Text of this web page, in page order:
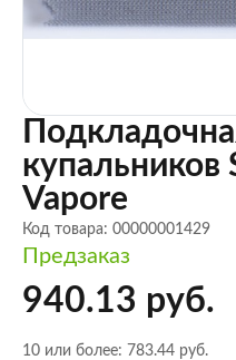
купальников
Vapore
Код товара: 00000001429
Предзаказ
940.13 руб.
10 или более: 783.44 руб.